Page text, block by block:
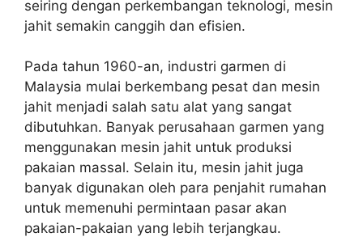
seiring dengan perkembangan teknologi, mesin
jahit semakin canggih dan efisien.
Pada tahun 1960-an, industri garmen di
Malaysia mulai berkembang pesat dan mesin
jahit menjadi salah satu alat yang sangat
dibutuhkan. Banyak perusahaan garmen yang
menggunakan mesin jahit untuk produksi
pakaian massal. Selain itu, mesin jahit juga
banyak digunakan oleh para penjahit rumahan
untuk memenuhi permintaan pasar akan
pakaian-pakaian yang lebih terjangkau.